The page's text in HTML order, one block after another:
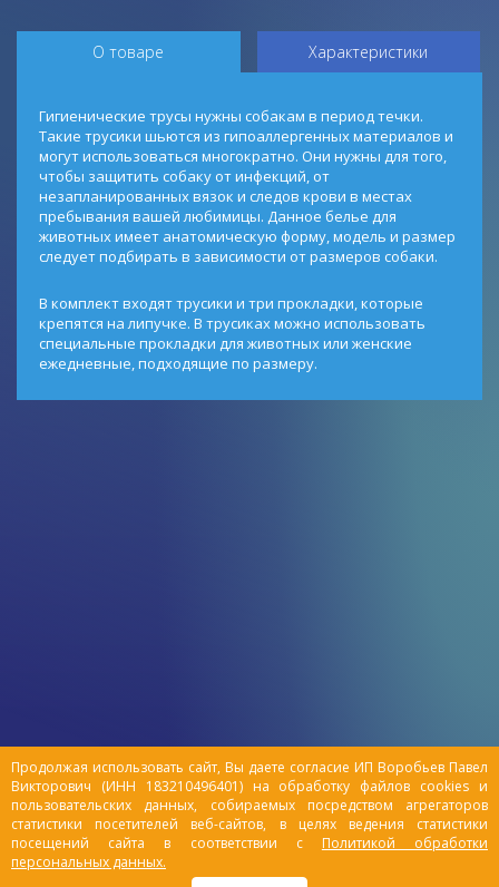
Продолжая использовать сайт, Вы даете согласие ИП Воробьев Павел
Викторович (ИНН 183210496401) на обработку файлов cookies и
пользовательских данных, собираемых посредством агрегаторов
статистики посетителей веб-сайтов, в целях ведения статистики
посещений сайта в соответствии с Политикой обработки
персональных данных.
О товаре Характеристики
Гигиенические трусы нужны собакам в период течки.
Такие трусики шьются из гипоаллергенных материалов и
могут использоваться многократно. Они нужны для того,
чтобы защитить собаку от инфекций, от
незапланированных вязок и следов крови в местах
пребывания вашей любимицы. Данное белье для
животных имеет анатомическую форму, модель и размер
следует подбирать в зависимости от размеров собаки.
В комплект входят трусики и три прокладки, которые
крепятся на липучке. В трусиках можно использовать
специальные прокладки для животных или женские
ежедневные, подходящие по размеру.